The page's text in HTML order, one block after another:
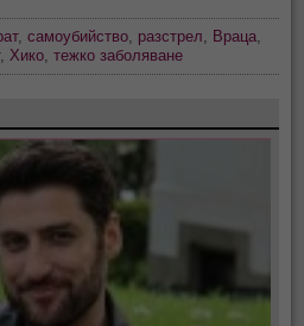
,самоубийство разстрел Враца
, Хико ,тежко заболяване